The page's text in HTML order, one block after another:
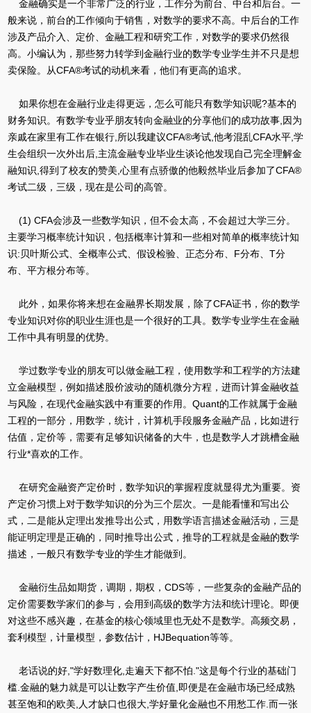
金融确实是一个非常广泛的行业，工作分为前台、中台和后台。一
般来说，前台的工作倾向于销售，对数学的要求不高。中后台的工作
涉及产品介入、定价、金融工程和研究工作，对数学的要求仍然很
高。小编认为，那些努力转学到金融行业的数学专业学生并不只是想
卖保险。从CFA®考试的动机来看，他们有更高的追求。
如果你想在金融行业走得更远，怎么可能只有数学知识呢?基本的
财务知识。有数学专业乎朋友转向金融业的分享他们的成功故事,因为
亲戚在家里有工作在银行,所以我建议CFA®考试,他考混乱CFA水平,学
生会组织一次外出后,主流金融专业毕业生谈论他发现自己完全理解金
融知识,得到了校友的赞美,心里有点骄傲的他毅然毕业后参加了CFA®
考试二级，三级，现在是公司的高管。
(1) CFA会涉及一些数学知识，但不会太高，不会超过大学三分。
主要学习概率统计知识，包括概率计算和一些相对简单的概率统计知
识:贝叶斯公式、全概率公式、假设检验、正态分布、F分布、T分
布、平方根分布等。
此外，如果你将来想在金融界长期发展，除了CFA证书，你的数学
专业知识对你的职业生涯也是一个很好的工具。数学专业学生在金融
工作中具有明显的优势。
学过数学专业的朋友可以做金融工程，使用数学和工程学的方法建
立金融模型，例如描述股价波动的随机微分方程，进而计算金融收益
与风险，在现代金融实践中有重要的作用。Quant的工作就属于金融
工程的一部分，用数学，统计，计算机手段服务金融产品，比如进行
估值，定价等，需要有足够知识储备的大牛，也是数学人才跳槽金融
行业*喜欢的工作。
在研究金融资产定价时，数学知识的掌握程度就显得尤为重要。资
产定价习惯上对于数学知识的分为三个层次。一是能看懂和写出公
式，二是能从定理出发推导出公式，用数学语言描述金融活动，三是
能证明定理是正确的，同时推导出公式，推导的工程就是金融的数学
描述，一般只有数学专业的学生才能做到。
金融衍生品如期货，调期，期权，CDS等，一些复杂的金融产品的
定价需要数学家们的参与，会用到高级的数学方法和统计理论。即便
对这些不感兴趣，在基金的核心领域里也无处不是数学。高频交易，
套利模型，计量模型，参数估计，HJBequation等等。
老话说的好,"学好数理化,走遍天下都不怕."这是每个行业的基础门
槛.金融的魅力就是可以让数字产生价值,即便是在金融市场已经成熟
甚至饱和的欧美,人才缺口也很大,学好量化金融也不用愁工作.而一张